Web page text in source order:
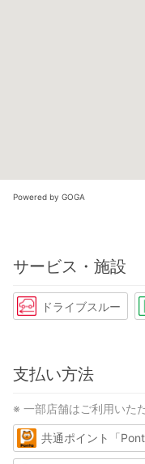
Powered by GOGA
サービス・施設
ドライブスルー
支払い方法
※ 一部店舗はご利用いた
共通ポイント「